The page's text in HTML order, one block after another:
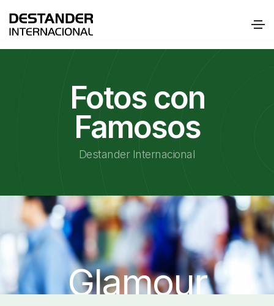
Fotos con
Famosos
Destander Internacional
Glamour